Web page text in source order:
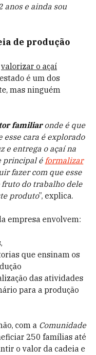
anos e ainda sou
de produção
valorizar o açaí
é um dos
mas ninguém
familiaronde é que
esse cara é explorado
e entrega o açaí na
principal éformalizar
fazer com que esse
do trabalho dele
produto”, explica.
empresa envolvem:
que ensinam os
das atividades
para a produção
com a Comunidade
250 famílias até
o valor da cadeia e